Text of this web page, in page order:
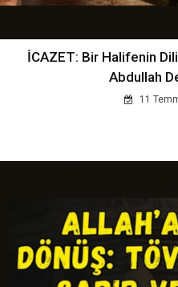
İCAZET: Bir Halifenin
Abdullah
11